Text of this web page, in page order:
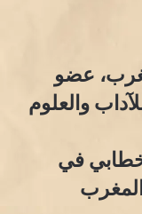
عضو
والعلوم
في